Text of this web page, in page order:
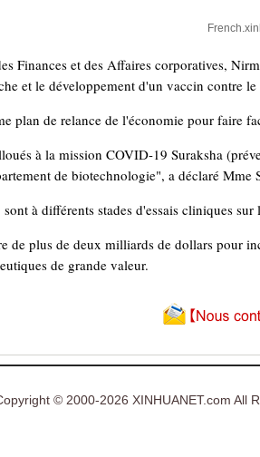
et des Affaires corporatives,
et le développement d'un vaccin contre
plan de relance de l'économie pour faire
à la mission COVID-19 Suraksha
de biotechnologie", a déclaré Mme
à différents stades d'essais cliniques sur
de plus de deux milliards de dollars pour
de grande valeur.
© 2000-2026 XINHUANET.com All